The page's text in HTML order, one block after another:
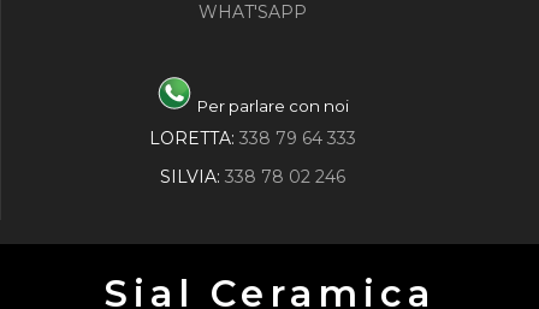
WHAT'SAPP
Per parlare con noi
LORETTA: 338 79 64 333
SILVIA: 338 78 02 246
Sial Ceramica